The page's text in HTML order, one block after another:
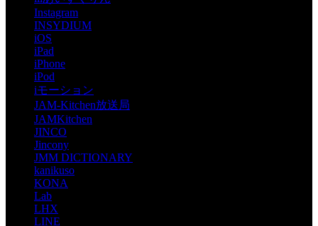
Instagram
INSYDIUM
iOS
iPad
iPhone
iPod
iモーション
JAM-Kitchen放送局
JAMKitchen
JINCO
Jincony
JMM DICTIONARY
kanikuso
KONA
Lab
LHX
LINE